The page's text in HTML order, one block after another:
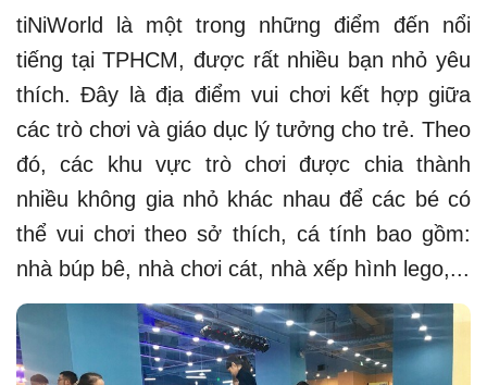
tiNiWorld là một trong những điểm đến nổi
tiếng tại TPHCM, được rất nhiều bạn nhỏ yêu
thích. Đây là địa điểm vui chơi kết hợp giữa
các trò chơi và giáo dục lý tưởng cho trẻ. Theo
đó, các khu vực trò chơi được chia thành
nhiều không gia nhỏ khác nhau để các bé có
thể vui chơi theo sở thích, cá tính bao gồm:
nhà búp bê, nhà chơi cát, nhà xếp hình lego,...